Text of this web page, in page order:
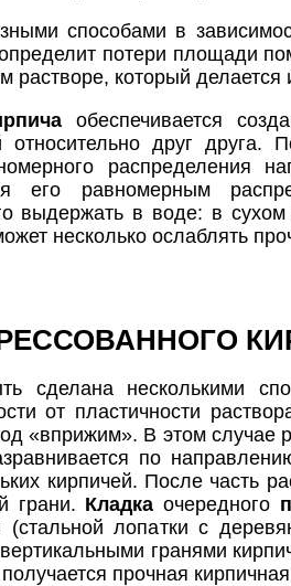
способами в
потери площади
растворе, который делается
обеспечивается
относительно друг друга.
распределения
его равномерным
выдержать в воде: в
несколько ослаблять
сделана несколькими
от пластичности
«вприжим». В этом случае
по
кирпичей. После часть
грани. Кладка очередного
лопатки с
гранями
прочная